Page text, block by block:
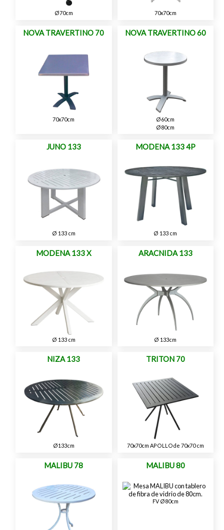
Ø70cm 70x70cm
NOVA TRAVERTINO 70
70x70cm
NOVA TRAVERTINO 60
Ø60cm
Ø80cm
JUNO 133
Ø 133 cm
MODENA 133 4P
Ø 133 cm
MODENA 133 X
Ø 133 cm
ARACNIDA 133
Ø 133cm
NIZA 133
Ø133cm
TRITON 70
70x70cm APOLLOde 70x70 cm
MALIBU 78 MALIBU 80
FV Ø80cm